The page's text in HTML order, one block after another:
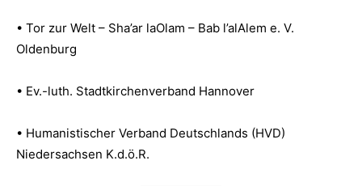
• Tor zur Welt – Sha’ar laOlam – Bab l’alAlem e. V.
Oldenburg
• Ev.-luth. Stadtkirchenverband Hannover
• Humanistischer Verband Deutschlands (HVD)
Niedersachsen K.d.ö.R.